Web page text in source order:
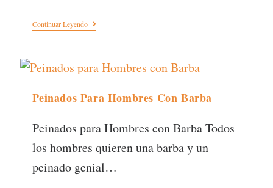
Continuar Leyendo
Peinados Para Hombres Con Barba
Peinados para Hombres con Barba Todos
los hombres quieren una barba y un
peinado genial…